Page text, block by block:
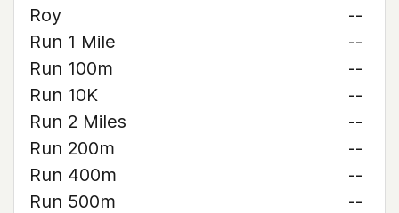
Roy
--
Run 1 Mile
--
Run 100m
--
Run 10K
--
Run 2 Miles
--
Run 200m
--
Run 400m
--
Run 500m
--